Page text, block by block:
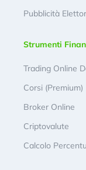
Pubblicità
Strumenti
Trading Online
Corsi (Premium)
Broker Online
Criptovalute
Calcolo